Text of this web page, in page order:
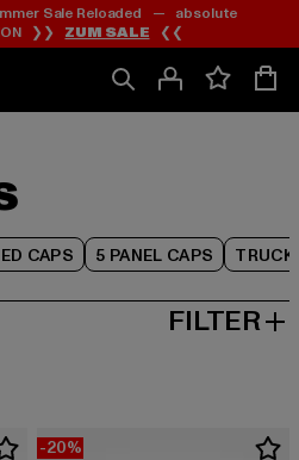
Zum
Inhalt
springen
Zum
Fußzeile
springen
Sale Reloaded — absolute
❯❯ ZUM SALE ❮❮
CAPS 5 PANEL CAPS
Zum
Produktraster
springen
FILTER
-20%